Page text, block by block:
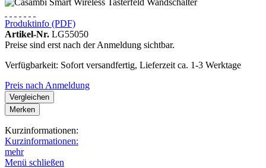
Produktinfo (PDF)
Artikel-Nr. LG55050
Preise sind erst nach der Anmeldung sichtbar.
Verfügbarkeit: Sofort versandfertig, Lieferzeit ca. 1-3 Werktage
Preis nach Anmeldung
Vergleichen
Merken
Kurzinformationen:
Kurzinformationen:
mehr
Menü schließen